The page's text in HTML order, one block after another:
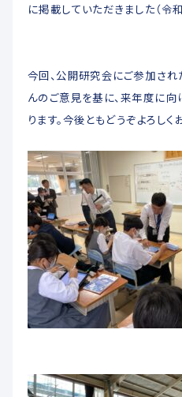
に掲載していただきました（令和
今回、公開研究会にご参加さ
んのご意見を基に、来年度に
ります。今後ともどうぞよろしく